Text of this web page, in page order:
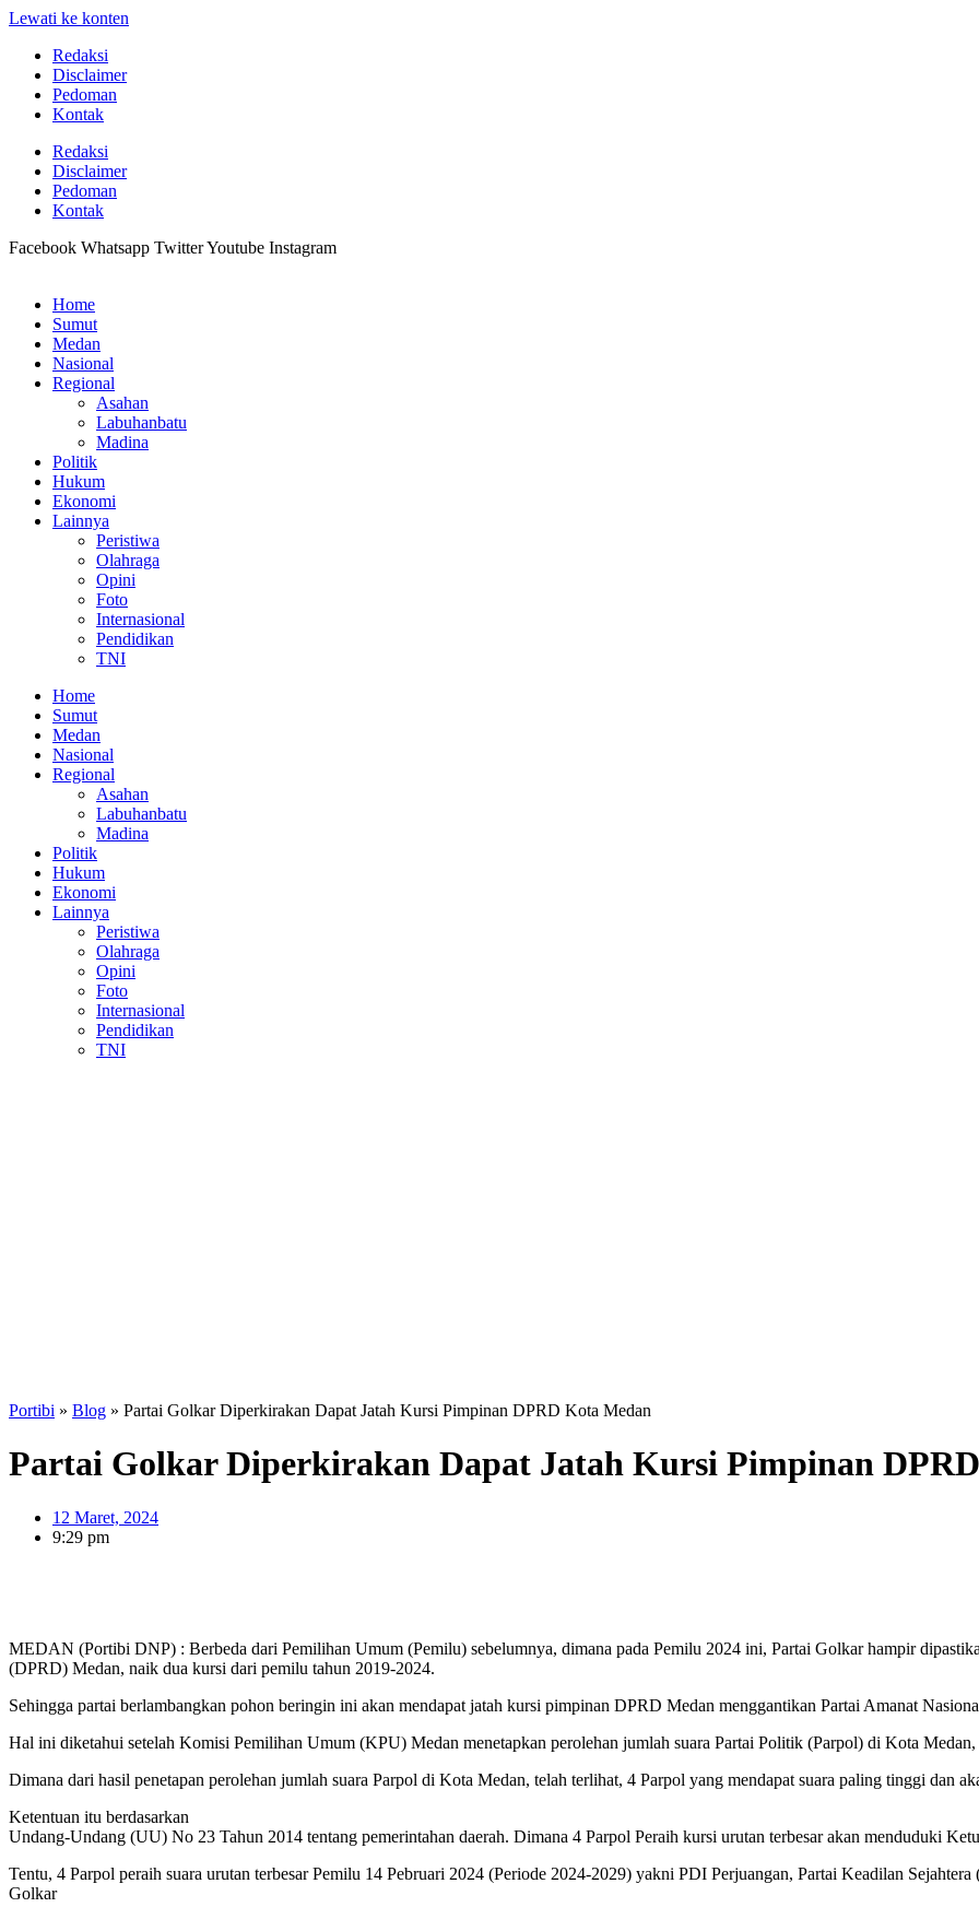
Lewati ke konten
Redaksi
Disclaimer
Pedoman
Kontak
Redaksi
Disclaimer
Pedoman
Kontak
Facebook Whatsapp TwitterYoutube Instagram
Home
Sumut
Medan
Nasional
Regional
Asahan
Labuhanbatu
Madina
Politik
Hukum
Ekonomi
Lainnya
Peristiwa
Olahraga
Opini
Foto
Internasional
Pendidikan
TNI
Home
Sumut
Medan
Nasional
Regional
Asahan
Labuhanbatu
Madina
Politik
Hukum
Ekonomi
Lainnya
Peristiwa
Olahraga
Opini
Foto
Internasional
Pendidikan
TNI
Portibi » Blog » Partai Golkar Diperkirakan Dapat Jatah Kursi Pimpinan DPRD Kota Medan
Partai Golkar Diperkirakan Dapat Jatah Kursi Pimpinan
12 Maret, 2024
9:29 pm
MEDAN (Portibi DNP) : Berbeda dari Pemilihan Umum (Pemilu) sebelumnya, dimana pada Pemilu 2024 ini, Partai Golkar hampir
(DPRD) Medan, naik dua kursi dari pemilu tahun 2019-2024.
Sehingga partai berlambangkan pohon beringin ini akan mendapat jatah kursi pimpinan DPRD Medan menggantikan Partai Amanat
Hal ini diketahui setelah Komisi Pemilihan Umum (KPU) Medan menetapkan perolehan jumlah suara Partai Politik (Parpol) di Kota Medan,
Dimana dari hasil penetapan perolehan jumlah suara Parpol di Kota Medan, telah terlihat, 4 Parpol yang mendapat suara paling tinggi dan
Ketentuan itu berdasarkan
Undang-Undang (UU) No 23 Tahun 2014 tentang pemerintahan daerah. Dimana 4 Parpol Peraih kursi urutan terbesar akan menduduki
Tentu, 4 Parpol peraih suara urutan terbesar Pemilu 14 Pebruari 2024 (Periode 2024-2029) yakni PDI Perjuangan, Partai Keadilan
Golkar